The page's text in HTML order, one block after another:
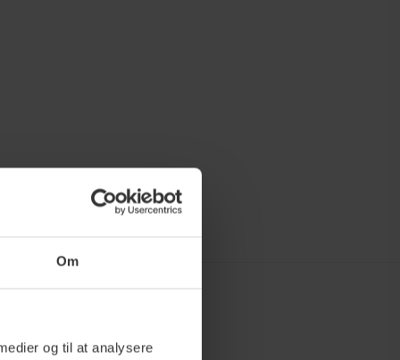
Om
og til at analysere